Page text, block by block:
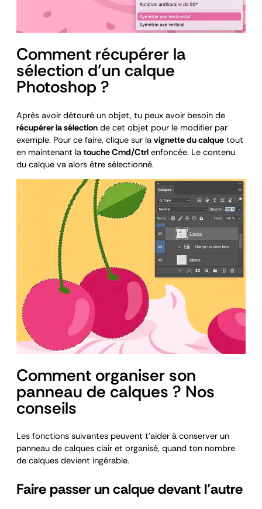
Comment récupérer la
sélection d’un calque
Photoshop ?
Après avoir détouré un objet, tu peux avoir besoin de
récupérer la sélection de cet objet pour le modifier par
exemple. Pour ce faire, clique sur la vignette du calque tout
en maintenant la touche Cmd/Ctrl enfoncée. Le contenu
du calque va alors être sélectionné.
Comment organiser son
panneau de calques ? Nos
conseils
Les fonctions suivantes peuvent t’aider à conserver un
panneau de calques clair et organisé, quand ton nombre
de calques devient ingérable.
Faire passer un calque devant l’autre